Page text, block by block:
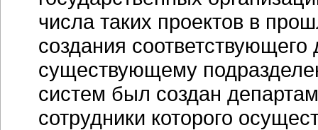
числа таких проектов в
создания
существующему
систем был создан
сотрудники которого